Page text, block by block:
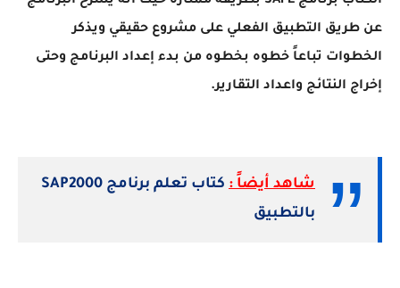
عن طريق التطبيق الفعلي على مشروع حقيقي ويذكر
الخطوات تباعاً خطوه بخطوه من بدء إعداد البرنامج وحتى
إخراج النتائج واعداد التقارير.
شاهد أيضاً :
كتاب تعلم برنامج SAP2000
بالتطبيق